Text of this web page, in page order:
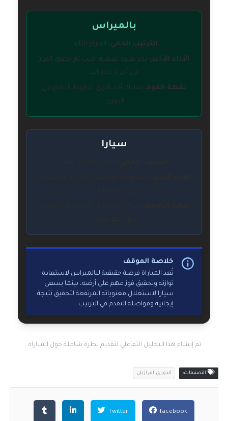
بالميراس
الترتيب الحالي: المركز الثالث
الأداء الأخير: يمر بفترة صعبة، حيث لم يحقق الفوز
في آخر 3 مباريات.
نقطة القوة: يمتلك أحد أقوى خطوط الدفاع في
الدوري.
سيارا
خلاصة الموقف
تُعد المباراة فرصة حقيقية لبالميراس لاستعادة
توازنه وتحقيق فوز مهم على أرضه، بينما يسعى
سيارا لاستغلال معنوياته المرتفعة لتحقيق نتيجة
إيجابية ومواصلة التقدم في الترتيب.
تم إنشاء هذا التحليل التفاعلي لتقديم نظرة شاملة حول المباراة.
التصنيفات: الدوري البرازيلي
facebook
Twitter